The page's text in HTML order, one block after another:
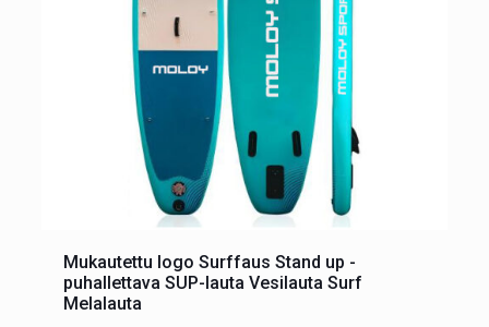
Mukautettu logo Surffaus Stand up -
puhallettava SUP-lauta Vesilauta Surf
Melalauta